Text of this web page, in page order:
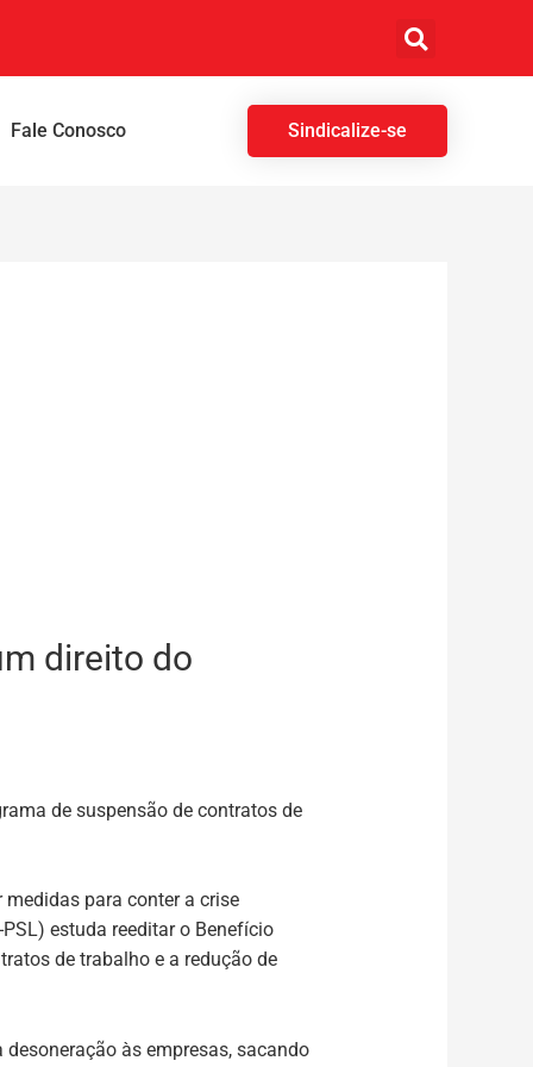
Fale Conosco Sindicalize-se
direito do
de suspensão de contratos de
para conter a crise
estuda reeditar o Benefício
de trabalho e a redução de
às empresas, sacando